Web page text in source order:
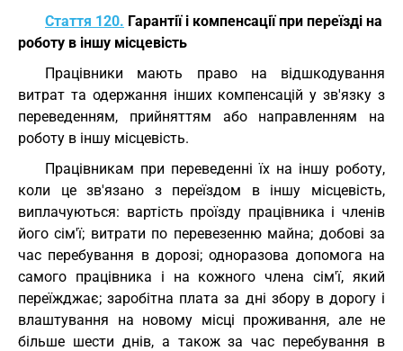
Стаття 120. Гарантії і компенсації при переїзді на
роботу в іншу місцевість
Працівники мають право на відшкодування
витрат та одержання інших компенсацій у зв'язку з
переведенням, прийняттям або направленням на
роботу в іншу місцевість.
Працівникам при переведенні їх на іншу роботу,
коли це зв'язано з переїздом в іншу місцевість,
виплачуються: вартість проїзду працівника і членів
його сім'ї; витрати по перевезенню майна; добові за
час перебування в дорозі; одноразова допомога на
самого працівника і на кожного члена сім'ї, який
переїжджає; заробітна плата за дні збору в дорогу і
влаштування на новому місці проживання, але не
більше шести днів, а також за час перебування в